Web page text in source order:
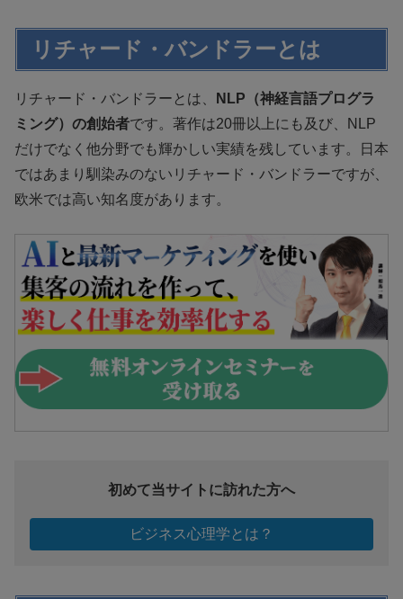
リチャード・バンドラーとは
リチャード・バンドラーとは、
NLP（神経言語プログラ
ミング）の創始者です。著作は20冊以上にも及び、NLP
だけでなく他分野でも輝かしい実績を残しています。日本
ではあまり馴染みのないリチャード・バンドラーですが、
欧米では高い知名度があります。
初めて当サイトに訪れた方へ
ビジネス心理学とは？